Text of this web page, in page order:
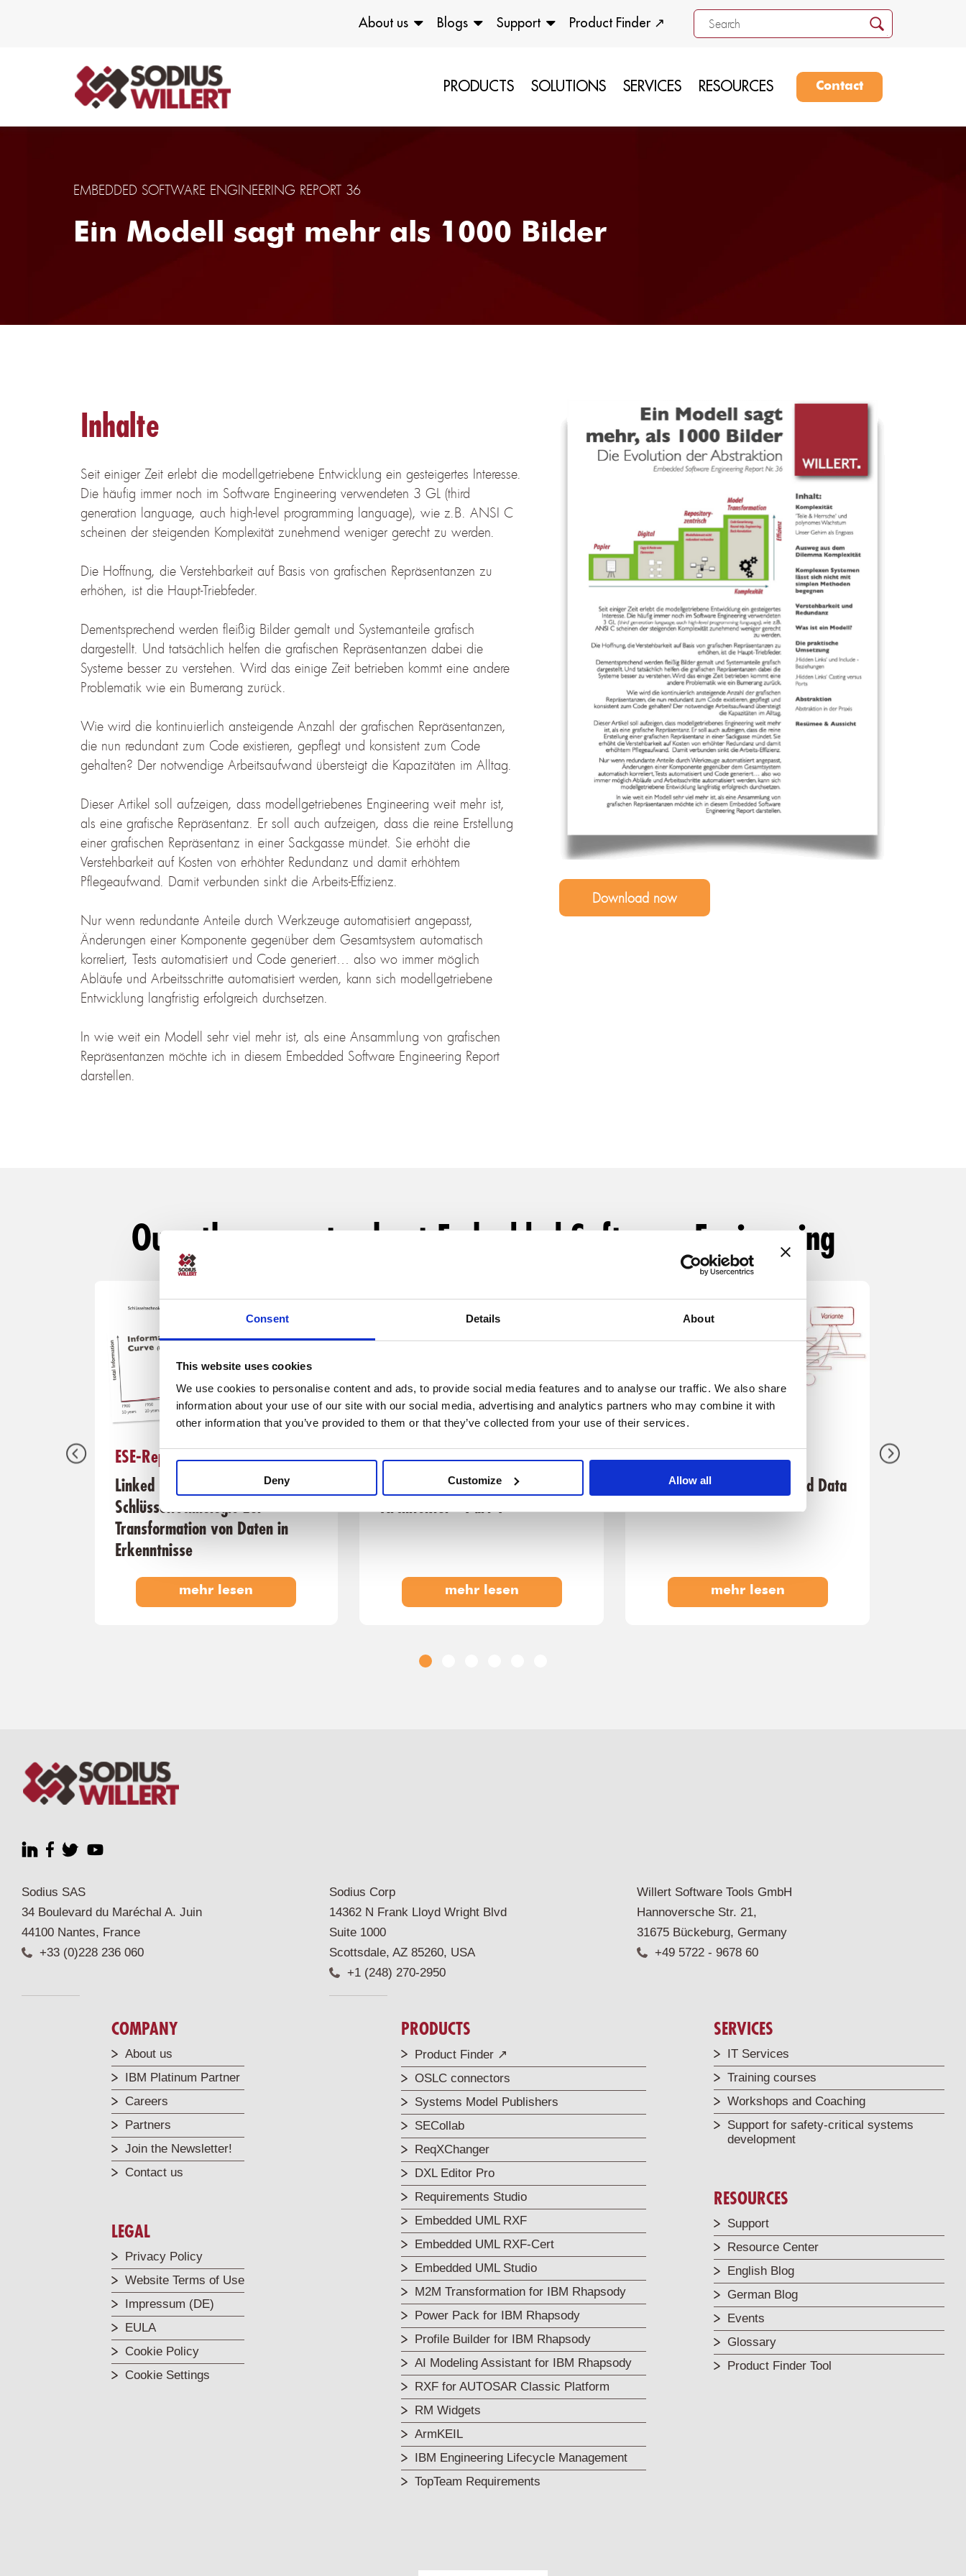
Consent Details About
This website uses cookies
We use cookies to personalise content and ads, to provide social media features and to analyse our traffic. We also share
information about your use of our site with our social media, advertising and analytics partners who may combine it with
other information that you’ve provided to them or that they’ve collected from your use of their services.
Deny Customize Allow all
About us Blogs Support Product Finder ↗
PRODUCTS SOLUTIONS SERVICES RESOURCES Contact
EMBEDDED SOFTWARE ENGINEERING REPORT 36
Ein Modell sagt mehr als 1000 Bilder
Inhalte
Seit einiger Zeit erlebt die modellgetriebene Entwicklung ein gesteigertes Interesse.
Die häufig immer noch im Software Engineering verwendeten 3 GL (third
generation language, auch high-level programming language), wie z.B. ANSI C
scheinen der steigenden Komplexität zunehmend weniger gerecht zu werden.
Die Hoffnung, die Verstehbarkeit auf Basis von grafischen Repräsentanzen zu
erhöhen, ist die Haupt-Triebfeder.
Dementsprechend werden fleißig Bilder gemalt und Systemanteile grafisch
dargestellt. Und tatsächlich helfen die grafischen Repräsentanzen dabei die
Systeme besser zu verstehen. Wird das einige Zeit betrieben kommt eine andere
Problematik wie ein Bumerang zurück.
Wie wird die kontinuierlich ansteigende Anzahl der grafischen Repräsentanzen,
die nun redundant zum Code existieren, gepflegt und konsistent zum Code
gehalten? Der notwendige Arbeitsaufwand übersteigt die Kapazitäten im Alltag.
Dieser Artikel soll aufzeigen, dass modellgetriebenes Engineering weit mehr ist,
als eine grafische Repräsentanz. Er soll auch aufzeigen, dass die reine Erstellung
einer grafischen Repräsentanz in einer Sackgasse mündet. Sie erhöht die
Verstehbarkeit auf Kosten von erhöhter Redundanz und damit erhöhtem
Pflegeaufwand. Damit verbunden sinkt die Arbeits-Effizienz.
Nur wenn redundante Anteile durch Werkzeuge automatisiert angepasst,
Änderungen einer Komponente gegenüber dem Gesamtsystem automatisch
korreliert, Tests automatisiert und Code generiert… also wo immer möglich
Abläufe und Arbeitsschritte automatisiert werden, kann sich modellgetriebene
Entwicklung langfristig erfolgreich durchsetzen.
In wie weit ein Modell sehr viel mehr ist, als eine Ansammlung von grafischen
Repräsentanzen möchte ich in diesem Embedded Software Engineering Report
darstellen.
Our other reports about Embedded Software Engineering
ESE-Report 44
Linked Data.
Schlüsseltechnologie zur
Transformation von Daten in
Erkenntnisse
mehr lesen
ESE-Report 43
Systems und Software
Architektur - Part 1
mehr lesen
ESE-Report 42
Von Dokumenten zu Linked Data
mehr lesen
Sodius SAS
34 Boulevard du Maréchal A. Juin
44100 Nantes, France
+33 (0)228 236 060
Sodius Corp
14362 N Frank Lloyd Wright Blvd
Suite 1000
Scottsdale, AZ 85260, USA
+1 (248) 270-2950
Willert Software Tools GmbH
Hannoversche Str. 21,
31675 Bückeburg, Germany
+49 5722 - 9678 60
COMPANY
About us
IBM Platinum Partner
Careers
Partners
Join the Newsletter!
Contact us
LEGAL
Privacy Policy
Website Terms of Use
Impressum (DE)
EULA
Cookie Policy
Cookie Settings
PRODUCTS
Product Finder ↗
OSLC connectors
Systems Model Publishers
SECollab
ReqXChanger
DXL Editor Pro
Requirements Studio
Embedded UML RXF
Embedded UML RXF-Cert
Embedded UML Studio
M2M Transformation for IBM Rhapsody
Power Pack for IBM Rhapsody
Profile Builder for IBM Rhapsody
AI Modeling Assistant for IBM Rhapsody
RXF for AUTOSAR Classic Platform
RM Widgets
ArmKEIL
IBM Engineering Lifecycle Management
TopTeam Requirements
SERVICES
IT Services
Training courses
Workshops and Coaching
Support for safety-critical systems
development
RESOURCES
Support
Resource Center
English Blog
German Blog
Events
Glossary
Product Finder Tool